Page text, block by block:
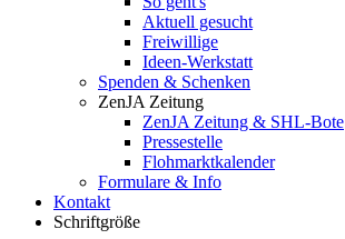
Aktuell gesucht
Freiwillige
Ideen-Werkstatt
Spenden & Schenken
ZenJA Zeitung
ZenJA Zeitung & SHL-Bote
Pressestelle
Flohmarktkalender
Formulare & Info
Kontakt
Schriftgröße